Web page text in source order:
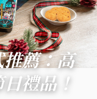
薦：高
禮品！